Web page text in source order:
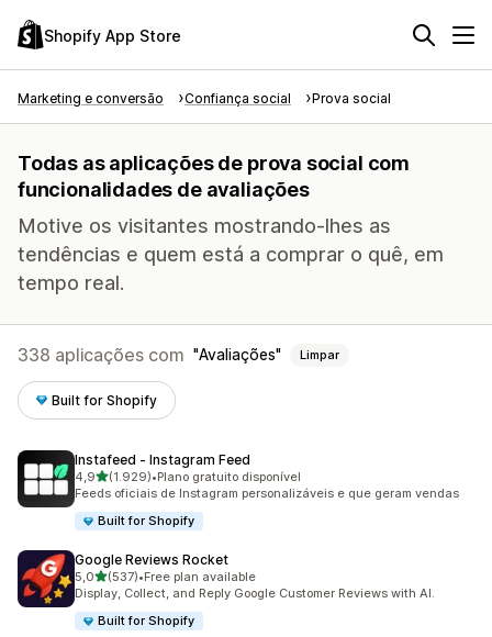
Shopify App Store
Marketing e conversão Confiança social Prova social
Todas as aplicações de prova social com
funcionalidades de avaliações
Motive os visitantes mostrando-lhes as
tendências e quem está a comprar o quê, em
tempo real.
338 aplicações com Avaliações Limpar
Built for Shopify
Instafeed ‑ Instagram Feed
4,9de 5 estrelas
(1.929)
1929 total de avaliações
•Plano gratuito disponível
Feeds oficiais de Instagram personalizáveis e que geram vendas
Built for Shopify
Google Reviews Rocket
5,0de 5 estrelas
(537)
537 total de avaliações
•Free plan available
Display, Collect, and Reply Google Customer Reviews with AI.
Built for Shopify